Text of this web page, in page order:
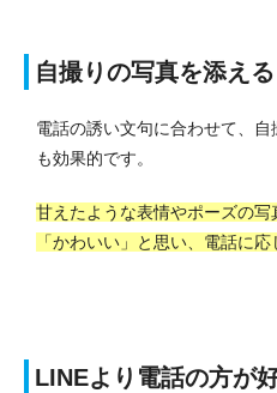
自撮りの写真を添える
電話の誘い文句に合わせて、
も効果的です。
甘えたような表情やポーズの
「かわいい」と思い、電話に
LINEより電話の方が